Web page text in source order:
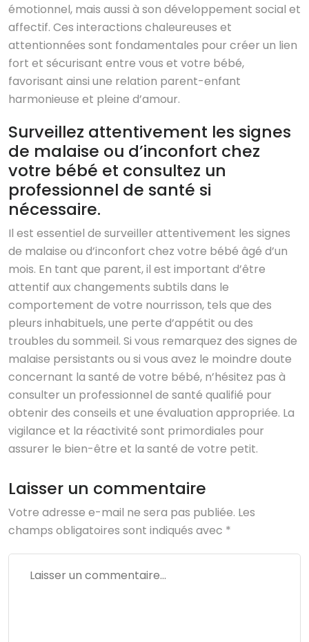
émotionnel, mais aussi à son développement social et
affectif. Ces interactions chaleureuses et
attentionnées sont fondamentales pour créer un lien
fort et sécurisant entre vous et votre bébé,
favorisant ainsi une relation parent-enfant
harmonieuse et pleine d’amour.
Surveillez attentivement les signes
de malaise ou d’inconfort chez
votre bébé et consultez un
professionnel de santé si
nécessaire.
Il est essentiel de surveiller attentivement les signes
de malaise ou d’inconfort chez votre bébé âgé d’un
mois. En tant que parent, il est important d’être
attentif aux changements subtils dans le
comportement de votre nourrisson, tels que des
pleurs inhabituels, une perte d’appétit ou des
troubles du sommeil. Si vous remarquez des signes de
malaise persistants ou si vous avez le moindre doute
concernant la santé de votre bébé, n’hésitez pas à
consulter un professionnel de santé qualifié pour
obtenir des conseils et une évaluation appropriée. La
vigilance et la réactivité sont primordiales pour
assurer le bien-être et la santé de votre petit.
Laisser un commentaire
Votre adresse e-mail ne sera pas publiée. Les
champs obligatoires sont indiqués avec *